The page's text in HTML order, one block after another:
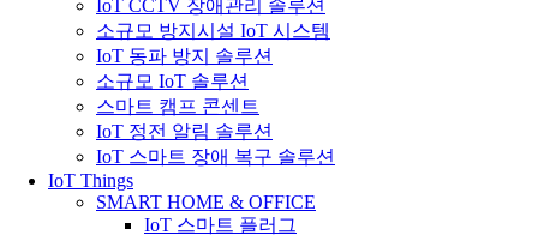
AIoT 에너지 비효율 요소 진단 솔루션
IoT 스마트 캠프 솔루션
IoT CCTV 장애관리 솔루션
소규모 방지시설 IoT 시스템
IoT 동파 방지 솔루션
소규모 IoT 솔루션
스마트 캠프 콘센트
IoT 정전 알림 솔루션